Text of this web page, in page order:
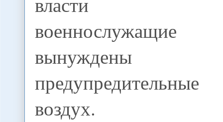
вынуждены
воздух.